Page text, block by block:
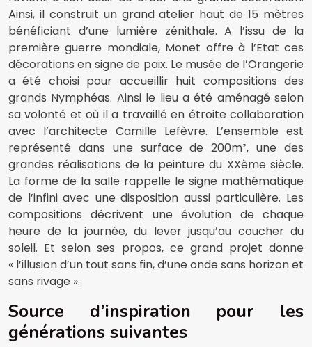
Ainsi, il construit un grand atelier haut de 15 mètres
bénéficiant d’une lumière zénithale. A l’issu de la
première guerre mondiale, Monet offre à l’Etat ces
décorations en signe de paix. Le musée de l’Orangerie
a été choisi pour accueillir huit compositions des
grands Nymphéas. Ainsi le lieu a été aménagé selon
sa volonté et où il a travaillé en étroite collaboration
avec l’architecte Camille Lefèvre. L’ensemble est
représenté dans une surface de 200m², une des
grandes réalisations de la peinture du XXème siècle.
La forme de la salle rappelle le signe mathématique
de l’infini avec une disposition aussi particulière. Les
compositions décrivent une évolution de chaque
heure de la journée, du lever jusqu’au coucher du
soleil. Et selon ses propos, ce grand projet donne
« l’illusion d’un tout sans fin, d’une onde sans horizon et
sans rivage ».
Source d’inspiration pour les
générations suivantes